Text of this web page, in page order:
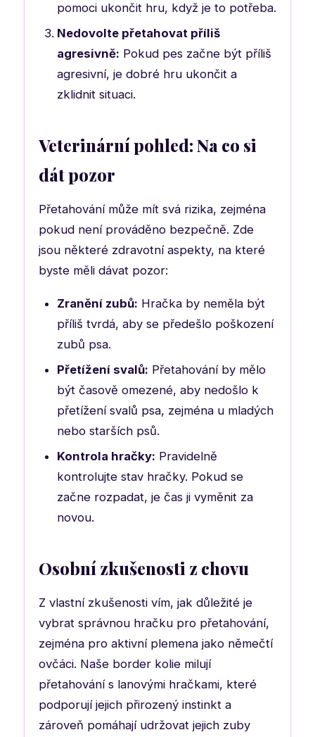
pomoci ukončit hru, když je to potřeba.
Nedovolte přetahovat příliš
agresivně: Pokud pes začne být příliš
agresivní, je dobré hru ukončit a
zklidnit situaci.
Veterinární pohled: Na co si
dát pozor
Přetahování může mít svá rizika, zejména
pokud není prováděno bezpečně. Zde
jsou některé zdravotní aspekty, na které
byste měli dávat pozor:
Zranění zubů: Hračka by neměla být
příliš tvrdá, aby se předešlo poškození
zubů psa.
Přetížení svalů: Přetahování by mělo
být časově omezené, aby nedošlo k
přetížení svalů psa, zejména u mladých
nebo starších psů.
Kontrola hračky: Pravidelně
kontrolujte stav hračky. Pokud se
začne rozpadat, je čas ji vyměnit za
novou.
Osobní zkušenosti z chovu
Z vlastní zkušenosti vím, jak důležité je
vybrat správnou hračku pro přetahování,
zejména pro aktivní plemena jako němečtí
ovčáci. Naše border kolie milují
přetahování s lanovými hračkami, které
podporují jejich přirozený instinkt a
zároveň pomáhají udržovat jejich zuby